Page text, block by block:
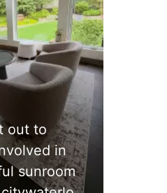
out to
in
sunroom